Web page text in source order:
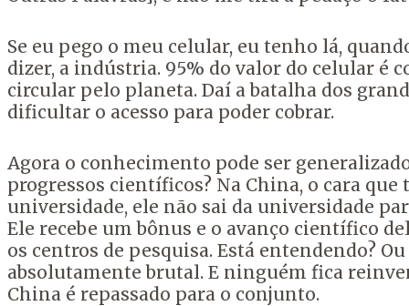
Se eu pego o meu celular, eu tenho lá,
dizer, a indústria. 95% do valor do celular é
circular pelo planeta. Daí a batalha dos
dificultar o acesso para poder cobrar.
Agora o conhecimento pode ser
progressos científicos? Na China, o cara
universidade, ele não sai da universidade
Ele recebe um bônus e o avanço científico
os centros de pesquisa. Está entendendo?
absolutamente brutal. E ninguém fica
China é repassado para o conjunto.